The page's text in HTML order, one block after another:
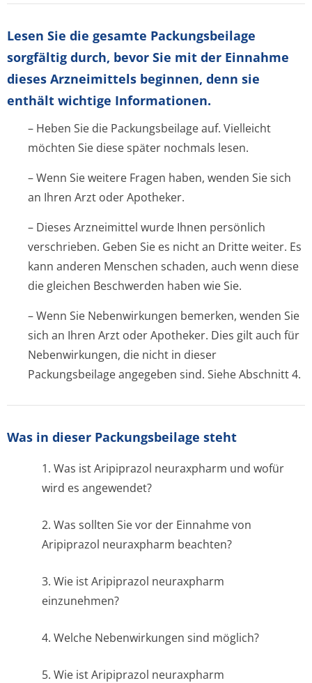
Lesen Sie die gesamte Packungsbeilage
sorgfältig durch, bevor Sie mit der Einnahme
dieses Arzneimittels beginnen, denn sie
enthält wichtige Informationen.
– Heben Sie die Packungsbeilage auf. Vielleicht
möchten Sie diese später nochmals lesen.
– Wenn Sie weitere Fragen haben, wenden Sie sich
an Ihren Arzt oder Apotheker.
– Dieses Arzneimittel wurde Ihnen persönlich
verschrieben. Geben Sie es nicht an Dritte weiter. Es
kann anderen Menschen schaden, auch wenn diese
die gleichen Beschwerden haben wie Sie.
– Wenn Sie Nebenwirkungen bemerken, wenden Sie
sich an Ihren Arzt oder Apotheker. Dies gilt auch für
Nebenwirkungen, die nicht in dieser
Packungsbeilage angegeben sind. Siehe Abschnitt 4.
Was in dieser Packungsbeilage steht
1. Was ist Aripiprazol neuraxpharm und wofür
wird es angewendet?
2. Was sollten Sie vor der Einnahme von
Aripiprazol neuraxpharm beachten?
3. Wie ist Aripiprazol neuraxpharm
einzunehmen?
4. Welche Nebenwirkungen sind möglich?
5. Wie ist Aripiprazol neuraxpharm